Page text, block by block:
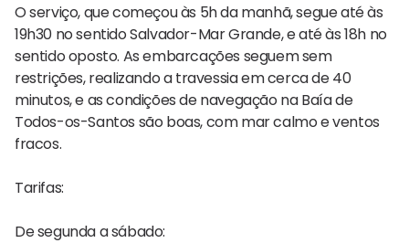
O serviço, que começou às 5h da manhã, segue até às
19h30 no sentido Salvador-Mar Grande, e até às 18h no
sentido oposto. As embarcações seguem sem
restrições, realizando a travessia em cerca de 40
minutos, e as condições de navegação na Baía de
Todos-os-Santos são boas, com mar calmo e ventos
fracos.
Tarifas:
De segunda a sábado: